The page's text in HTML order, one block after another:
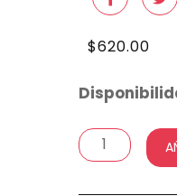
$620.00
Pechera
arnés,
collar